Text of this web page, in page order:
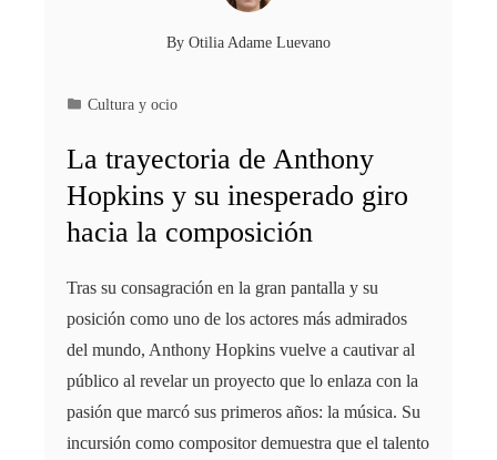
By Otilia Adame Luevano
Cultura y ocio
La trayectoria de Anthony
Hopkins y su inesperado giro
hacia la composición
Tras su consagración en la gran pantalla y su
posición como uno de los actores más admirados
del mundo, Anthony Hopkins vuelve a cautivar al
público al revelar un proyecto que lo enlaza con la
pasión que marcó sus primeros años: la música. Su
incursión como compositor demuestra que el talento